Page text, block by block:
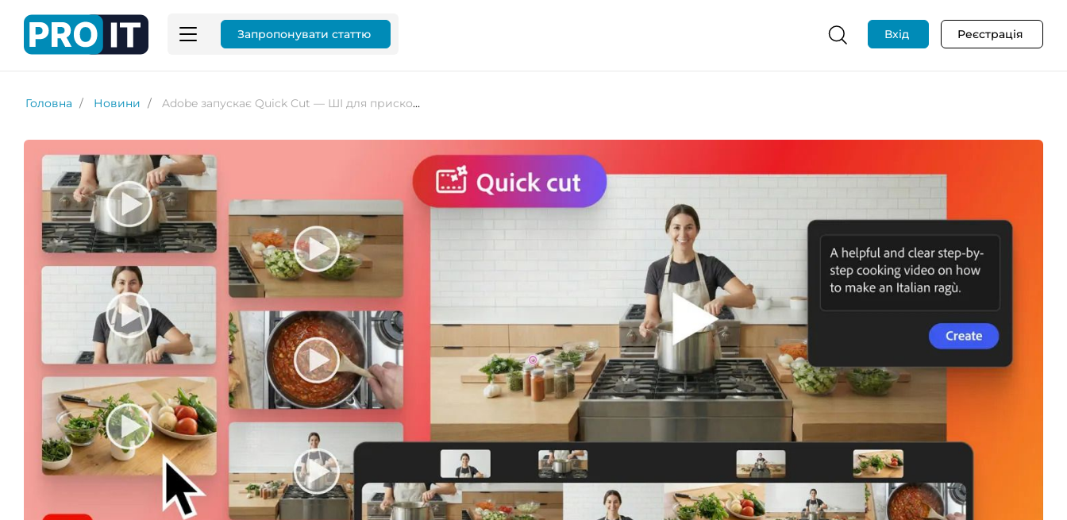
Запропонувати статтю Вхід Реєстрація
Головна Новини Adobe запускає Quick Cut — ШІ для прискорення відеопродакшену